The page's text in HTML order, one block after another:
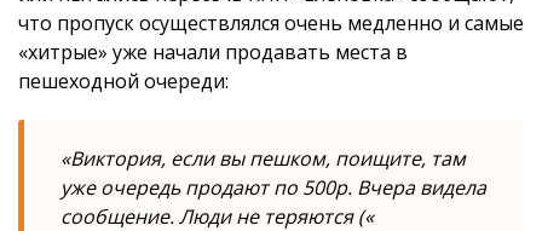
что пропуск осуществлялся очень медленно и самые
«хитрые» уже начали продавать места в
пешеходной очереди:
«Виктория, если вы пешком, поищите, там
уже очередь продают по 500р. Вчера видела
сообщение. Люди не теряются («